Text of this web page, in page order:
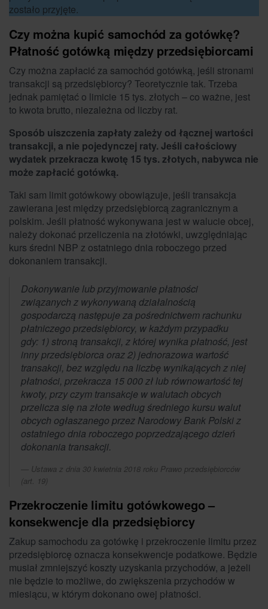
zostało przyjęte.
Czy można kupić samochód za gotówkę?
Płatność gotówką między przedsiębiorcami
Czy można zapłacić za samochód gotówką, jeśli stronami
transakcji są przedsiębiorcy? Teoretycznie tak. Trzeba
jednak pamiętać o limicie 15 tys. złotych – co ważne, jest
to kwota brutto, niezależna od liczby rat.
Sposób uiszczenia zapłaty zależy od łącznej wartości
transakcji, a nie pojedynczej raty. Jeśli całościowy
wydatek przekracza kwotę 15 tys. złotych, nabywca nie
może zapłacić gotówką.
Taki sam limit gotówkowy obowiązuje, jeśli transakcja
zawierana jest między przedsiębiorcą zagranicznym a
polskim. Jeśli płatność wykonywana jest w walucie obcej,
należy dokonać przeliczenia na złotówki, uwzględniając
kurs średni NBP z ostatniego dnia roboczego przed
dokonaniem transakcji.
Dokonywanie lub przyjmowanie płatności
związanych z wykonywaną działalnością
gospodarczą następuje za pośrednictwem rachunku
płatniczego przedsiębiorcy, w każdym przypadku
gdy: 1) stroną transakcji, z której wynika płatność, jest
inny przedsiębiorca oraz 2) jednorazowa wartość
transakcji, bez względu na liczbę wynikających z niej
płatności, przekracza 15 000 zł lub równowartość tej
kwoty, przy czym transakcje w walutach obcych
przelicza się na złote według średniego kursu walut
obcych ogłaszanego przez Narodowy Bank Polski z
ostatniego dnia roboczego poprzedzającego dzień
dokonania transakcji.
Ustawa z dnia 30 kwietnia 2018 roku Prawo przedsiębiorców
(art. 19)
Przekroczenie limitu gotówkowego –
konsekwencje dla przedsiębiorcy
Zakup samochodu za gotówkę i przekroczenie limitu przez
przedsiębiorcę oznacza konsekwencje podatkowe. Będzie
musiał zmniejszyć koszty uzyskania przychodów, a jeżeli
nie będzie to możliwe, do zwiększenia przychodów w
miesiącu, w którym dokonano owej płatności.